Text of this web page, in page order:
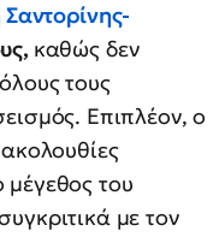
καθώς δεν
τους
Επιπλέον, ο
του
με τον